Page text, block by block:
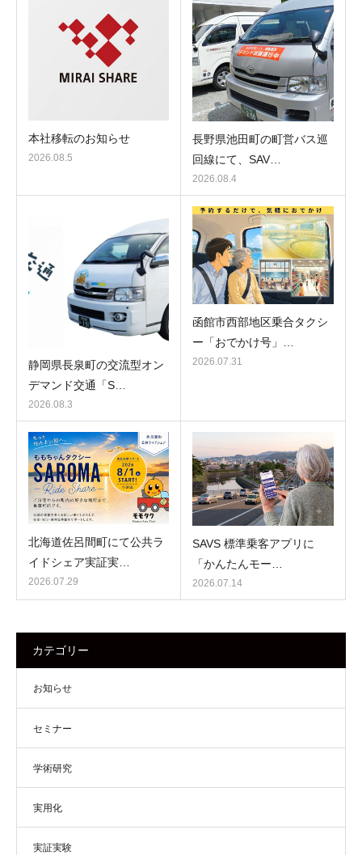
本社移転のお知らせ
2026.08.5
長野県池田町の町営バス巡
回線にて、SAV…
2026.08.4
静岡県長泉町の交流型オン
デマンド交通「S…
2026.08.3
函館市西部地区乗合タクシ
ー「おでかけ号」…
2026.07.31
北海道佐呂間町にて公共ラ
イドシェア実証実…
2026.07.29
SAVS 標準乗客アプリに
「かんたんモー…
2026.07.14
カテゴリー
お知らせ
セミナー
学術研究
実用化
実証実験